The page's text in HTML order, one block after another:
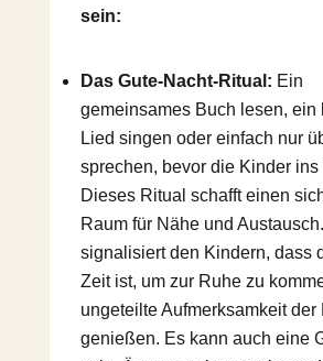
sein:
Das Gute-Nacht-Ritual: Ein
gemeinsames Buch lesen, ein
Lied singen oder einfach nur
sprechen, bevor die Kinder ins
Dieses Ritual schafft einen
Raum für Nähe und
signalisiert den Kindern, dass
Zeit ist, um zur Ruhe zu
ungeteilte Aufmerksamkeit der
genießen. Es kann auch eine